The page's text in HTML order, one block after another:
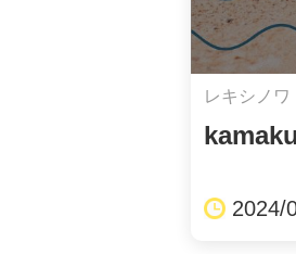
レキシノワ
2024/